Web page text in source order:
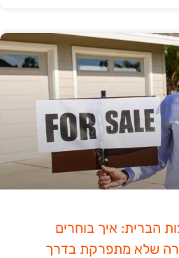
הברית: איך בוחרים
שלא מתפרקת בדרך